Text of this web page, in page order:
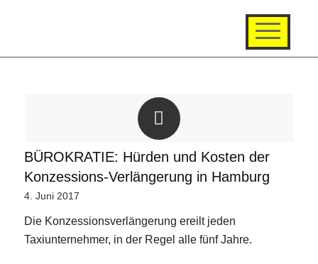
BÜROKRATIE: Hürden und Kosten der
Konzessions-Verlängerung in Hamburg
4. Juni 2017
Die Konzessionsverlängerung ereilt jeden
Taxiunternehmer, in der Regel alle fünf Jahre.